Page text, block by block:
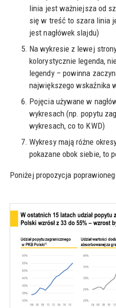
linia jest ważniejsza od
się w treść to szara linia
jest nagłówek slajdu)
Na wykresie z lewej
kolorystycznie legenda,
legendy – powinna
największego wskaźnika
Pojęcia używane w
wykresach (np. popytu
wykresach, co to KWD)
Wykresy mają różne
pokazane obok siebie, to
Poniżej propozycja